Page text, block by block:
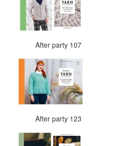
After party 107
After party 123